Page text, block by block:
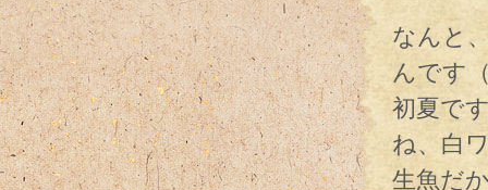
なんと
んです
初夏で
ね、白
生魚だ